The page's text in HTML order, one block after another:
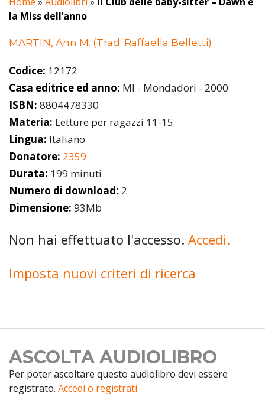
la Miss dell’anno
MARTIN, Ann M. (Trad. Raffaella Belletti)
Codice: 12172
Casa editrice ed anno: MI - Mondadori - 2000
ISBN: 8804478330
Materia: Letture per ragazzi 11-15
Lingua: Italiano
Donatore: 2359
Durata: 199 minuti
Numero di download: 2
Dimensione: 93Mb
Non hai effettuato l'accesso. Accedi.
Imposta nuovi criteri di ricerca
ASCOLTA AUDIOLIBRO
Per poter ascoltare questo audiolibro devi essere
registrato. Accedi o registrati.